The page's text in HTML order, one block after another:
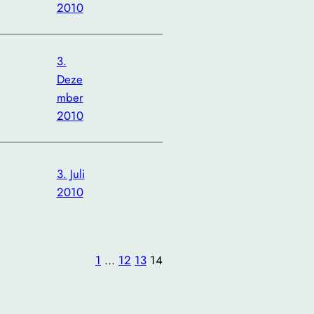
2010
3.
Deze
mber
2010
3. Juli
2010
1 … 12 13 14